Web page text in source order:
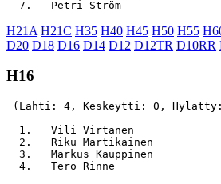
H21A H21C H35 H40 H45 H50 H55
D20 D18 D16 D14 D12 D12TR D10RR
H16
(Lähti: 4, Keskeytti: 0,
1.   Vili Virtanen
2.   Riku Martikainen
3.   Markus Kauppinen